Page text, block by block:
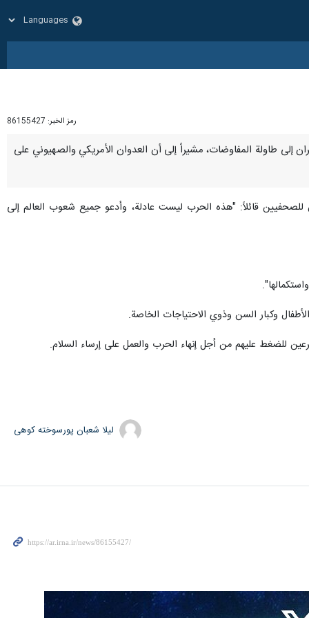
رمز الخبر: 86155427
وإيران إلى طاولة المفاوضات، مشيراً إلى أن العدوان الأمريكي والصهيوني على
للصحفيين قائلاً: "هذه الحرب ليست عادلة، وأدعو جميع شعوب العالم إلى
وكبار السن وذوي الاحتياجات الخاصة.
للضغط عليهم من أجل إنهاء الحرب والعمل على إرساء السلام.
لیلا شعبان پورسوخته کوهی